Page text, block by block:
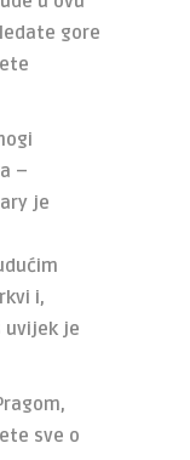
gore
–
je
i,
uvijek je
sve o